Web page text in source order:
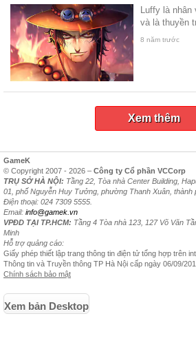
Luffy là
và là thuyền
8 năm trước
Xem thêm
GameK
© Copyright 2007 - 2026 – Công ty Cổ phần VCCorp
TRỤ SỞ HÀ NỘI: Tầng 22, Tòa nhà Center Building,
01, phố Nguyễn Huy Tưởng, phường Thanh Xuân, thành
Điện thoại: 024 7309 5555.
Email: info@gamek.vn
VPĐD TẠI TP.HCM: Tầng 4 Tòa nhà 123, 127 Võ Văn
Minh
Hỗ trợ quảng cáo:
Giấy phép thiết lập trang thông tin điện tử tổng hợp trên
Thông tin và Truyền thông TP Hà Nội cấp ngày 06/09/
Chính sách bảo mật
Xem bản Desktop